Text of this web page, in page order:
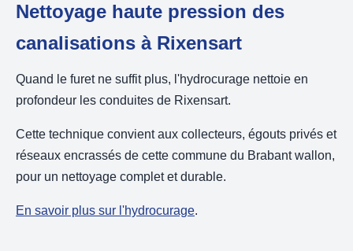
Nettoyage haute pression des
canalisations à Rixensart
Quand le furet ne suffit plus, l'hydrocurage nettoie en
profondeur les conduites de Rixensart.
Cette technique convient aux collecteurs, égouts privés et
réseaux encrassés de cette commune du Brabant wallon,
pour un nettoyage complet et durable.
En savoir plus sur l'hydrocurage.